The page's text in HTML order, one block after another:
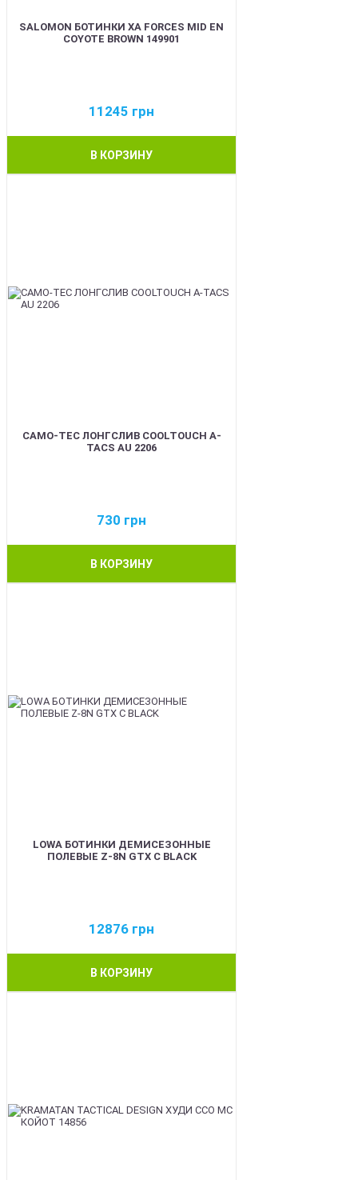
SALOMON БОТИНКИ XA FORCES MID EN
COYOTE BROWN 149901
11245 грн
В КОРЗИНУ
CAMO-TEC ЛОНГСЛИВ COOLTOUCH A-
TACS AU 2206
730 грн
В КОРЗИНУ
LOWA БОТИНКИ ДЕМИСЕЗОННЫЕ
ПОЛЕВЫЕ Z-8N GTX C BLACK
12876 грн
В КОРЗИНУ